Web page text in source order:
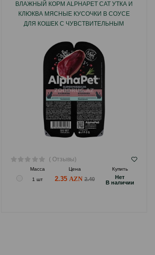
ВЛАЖНЫЙ КОРМ ALPHAPET CAT УТКА И
КЛЮКВА МЯСНЫЕ КУСОЧКИ В СОУСЕ
ДЛЯ КОШЕК С ЧУВСТВИТЕЛЬНЫМ
( Отзывы)
Масса Цена
Купить
1 шт
2.35 2.40
Hет
B наличии